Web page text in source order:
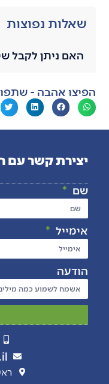
שאלות נפוצות
האם ניתן לקבל
הפיצו אהבה -
יצירת קשר עם
שם
אימייל
הודעה